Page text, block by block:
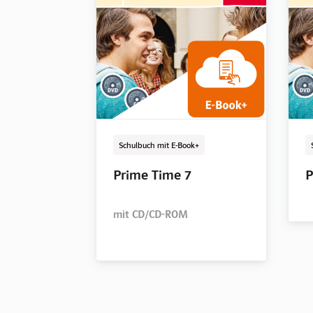
Schulbuch mit E-Book+
Prime Time 7
mit CD/CD-ROM